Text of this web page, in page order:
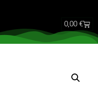
0,00 €